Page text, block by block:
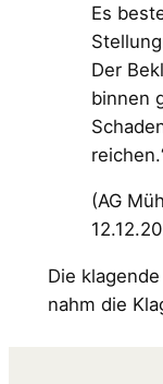
Es
Der
binnen
(AG
Die
nahm die